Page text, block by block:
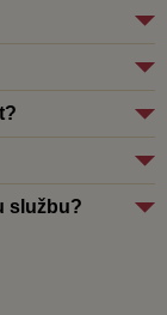
službu?